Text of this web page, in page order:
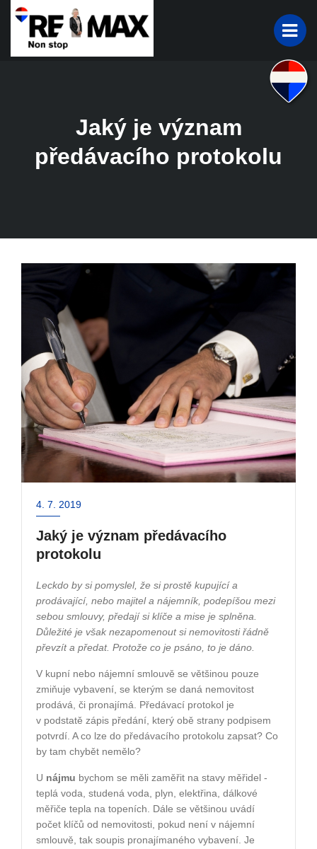
Jaký je význam
předávacího protokolu
4. 7. 2019
Jaký je význam předávacího
protokolu
Leckdo by si pomyslel, že si prostě kupující a
prodávající, nebo majitel a nájemník, podepíšou mezi
sebou smlouvy, předají si klíče a mise je splněna.
Důležité je však nezapomenout si nemovitosti řádně
převzít a předat. Protože co je psáno, to je dáno.
V kupní nebo nájemní smlouvě se většinou pouze
zmiňuje vybavení, se kterým se daná nemovitost
prodává, či pronajímá. Předávací protokol je
v podstatě zápis předání, který obě strany podpisem
potvrdí. A co lze do předávacího protokolu zapsat? Co
by tam chybět nemělo?
U nájmu bychom se měli zaměřit na stavy měřidel -
teplá voda, studená voda, plyn, elektřina, dálkové
měřiče tepla na topeních. Dále se většinou uvádí
počet klíčů od nemovitosti, pokud není v nájemní
smlouvě, tak soupis pronajímaného vybavení. Je